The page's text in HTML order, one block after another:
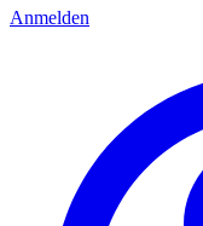
Anmelden